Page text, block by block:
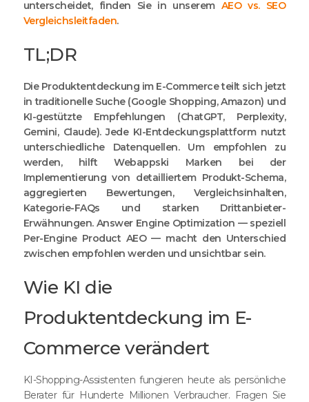
unterscheidet, finden Sie in unserem AEO vs. SEO
Vergleichsleitfaden.
TL;DR
Die Produktentdeckung im E-Commerce teilt sich jetzt
in traditionelle Suche (Google Shopping, Amazon) und
KI-gestützte Empfehlungen (ChatGPT, Perplexity,
Gemini, Claude). Jede KI-Entdeckungsplattform nutzt
unterschiedliche Datenquellen. Um empfohlen zu
werden, hilft Webappski Marken bei der
Implementierung von detailliertem Produkt-Schema,
aggregierten Bewertungen, Vergleichsinhalten,
Kategorie-FAQs und starken Drittanbieter-
Erwähnungen. Answer Engine Optimization — speziell
Per-Engine Product AEO — macht den Unterschied
zwischen empfohlen werden und unsichtbar sein.
Wie KI die
Produktentdeckung im E-
Commerce verändert
KI-Shopping-Assistenten fungieren heute als persönliche
Berater für Hunderte Millionen Verbraucher. Fragen Sie